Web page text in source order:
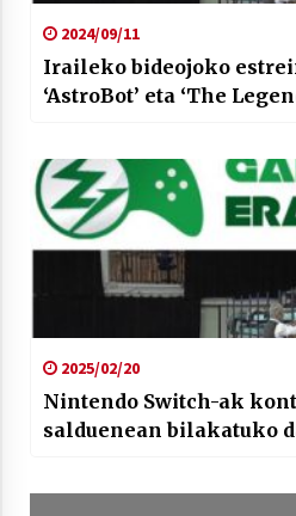
2024/09/11
Iraileko bideojoko
‘AstroBot’ eta ‘The
2025/02/20
Nintendo Switch-ak
salduenean bilakatuko